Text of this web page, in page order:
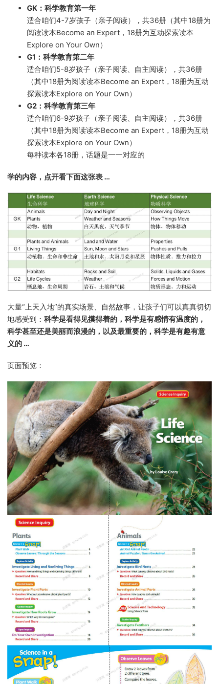
GK：科学教育第一年
适合咱们4-7岁孩子（亲子阅读），共36册（其中18册为
阅读读本Become an Expert，18册为互动探索读本
Explore on Your Own）
G1：科学教育第二年
适合咱们5-8岁孩子（亲子阅读、自主阅读），共36册
（其中18册为阅读读本Become an Expert，18册为互动
探索读本Explore on Your Own）
G2：科学教育第三年
适合咱们6-9岁孩子（亲子阅读、自主阅读），共36册
（其中18册为阅读读本Become an Expert，18册为互动
探索读本Explore on Your Own）
每种读本各18册，话题是一一对应的
学的内容，点开看下面这张表 …
大量“上天入地”的真实场景、自然故事，让孩子们可以真真切切
地感受到： 科学是看得见摸得着的，科学是有感情有温度的，
科学甚至还是美丽而浪漫的，以及最重要的，科学是有趣有意
义的 …
页面预览：